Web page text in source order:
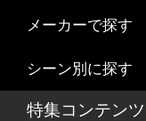
メーカーで探す
シーン別に探す
特集コンテンツ